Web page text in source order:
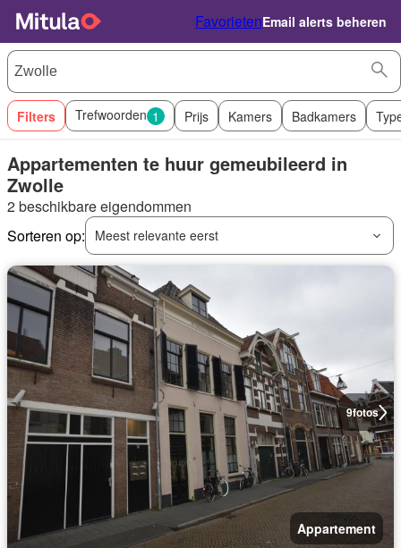
FavorietenEmail alerts beheren
Filters Trefwoorden 1 Prijs Kamers Badkamers
Appartementen te huur gemeubileerd in
Zwolle
2 beschikbare eigendommen
Sorteren op:
Meest relevante eerst
9fotos
Appartement